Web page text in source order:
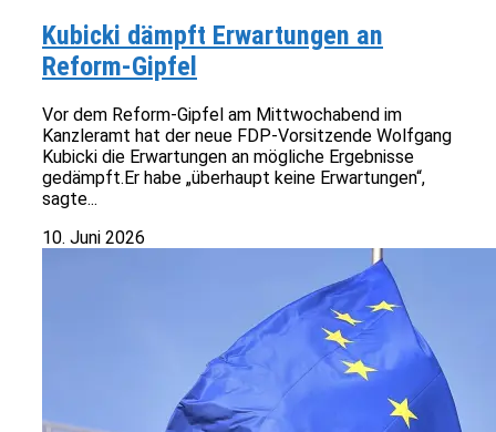
Kubicki dämpft Erwartungen an
Reform-Gipfel
Vor dem Reform-Gipfel am Mittwochabend im
Kanzleramt hat der neue FDP-Vorsitzende Wolfgang
Kubicki die Erwartungen an mögliche Ergebnisse
gedämpft.Er habe „überhaupt keine Erwartungen“,
sagte...
10. Juni 2026